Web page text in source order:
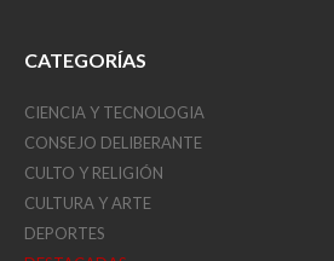
CATEGORÍAS
CIENCIA Y TECNOLOGIA
CONSEJO DELIBERANTE
CULTO Y RELIGIÓN
CULTURA Y ARTE
DEPORTES